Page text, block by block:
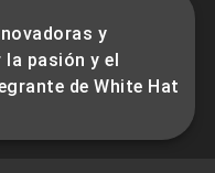
y
pasión y el
de White Hat